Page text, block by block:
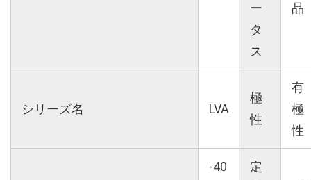
ー
タ
ス
品
シリーズ名 LVA
極
性
有
極
性
-40
定